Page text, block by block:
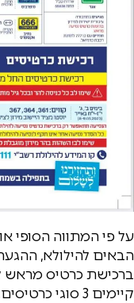
על פי המתווה הסופי
הבאים להילולא,
ברכישת כרטיס מראש
קיימים 3 סוגי